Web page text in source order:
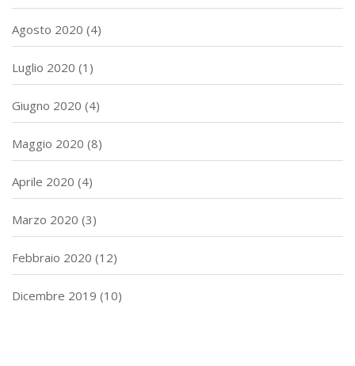
Agosto 2020 (4)
Luglio 2020 (1)
Giugno 2020 (4)
Maggio 2020 (8)
Aprile 2020 (4)
Marzo 2020 (3)
Febbraio 2020 (12)
Dicembre 2019 (10)